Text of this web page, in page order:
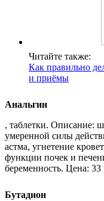
Читайте также:
Как правильно
и приёмы
Анальгин
, таблетки. Описание:
умеренной силы
астма, угнетение
функции почек и
беременность. Цена: 33
Бутадион